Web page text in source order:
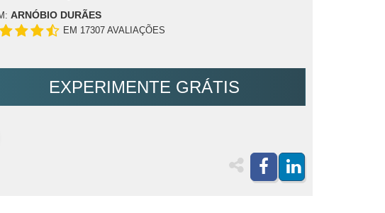
ARNÓBIO DURÃES
EM 17307 AVALIAÇÕES
EXPERIMENTE GRÁTIS